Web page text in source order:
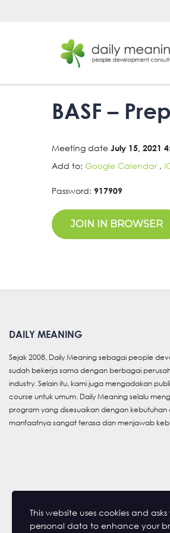
BASF –
Meeting date July 15, 2021
Add to: Google Calendar,
Password: 917909
JOIN IN BROWSER
DAILY MEANING
Sejak 2008, Daily Meaning sebagai people
sudah bekerja sama dengan berbagai
industry. Selain itu, kami juga mengadakan
course untuk umum. Daily Meaning selalu
program yang disesuaikan dengan
manfaatnya sangat terasa dan menjawab
This website uses cookies and
personal data to enhance your